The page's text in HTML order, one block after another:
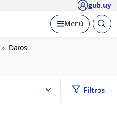
gub.uy
Desplegar
Menú Abrir
Datos
Filtros